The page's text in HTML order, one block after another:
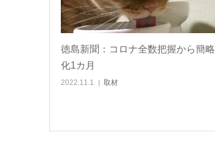
徳島新聞：コロナ全数把握から簡略
化1カ月
2022.11.1 取材